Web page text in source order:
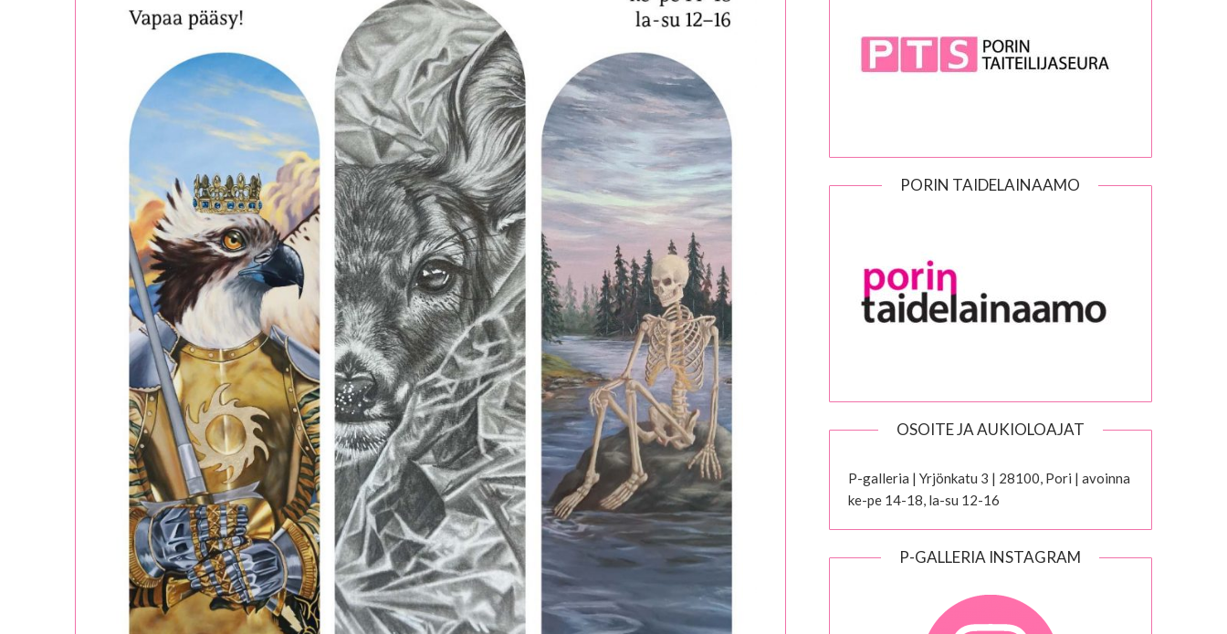
PORIN TAIDELAINAAMO
OSOITE JA AUKIOLOAJAT
P-galleria | Yrjönkatu 3 | 28100, Pori | avoinna
ke-pe 14-18, la-su 12-16
P-GALLERIA INSTAGRAM